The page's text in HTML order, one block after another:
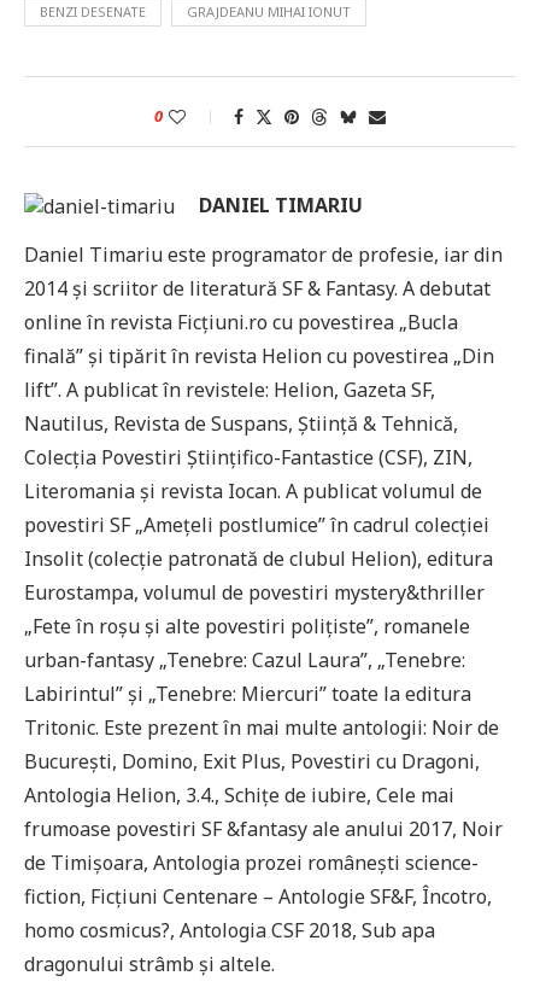
BENZI DESENATE GRAJDEANU MIHAI IONUT
0
DANIEL TIMARIU
Daniel Timariu este programator de profesie, iar din
2014 și scriitor de literatură SF & Fantasy. A debutat
online în revista Ficțiuni.ro cu povestirea „Bucla
finală” și tipărit în revista Helion cu povestirea „Din
lift”. A publicat în revistele: Helion, Gazeta SF,
Nautilus, Revista de Suspans, Știință & Tehnică,
Colecția Povestiri Științifico-Fantastice (CSF), ZIN,
Literomania și revista Iocan. A publicat volumul de
povestiri SF „Amețeli postlumice” în cadrul colecției
Insolit (colecție patronată de clubul Helion), editura
Eurostampa, volumul de povestiri mystery&thriller
„Fete în roșu și alte povestiri polițiste”, romanele
urban-fantasy „Tenebre: Cazul Laura”, „Tenebre:
Labirintul” și „Tenebre: Miercuri” toate la editura
Tritonic. Este prezent în mai multe antologii: Noir de
București, Domino, Exit Plus, Povestiri cu Dragoni,
Antologia Helion, 3.4., Schițe de iubire, Cele mai
frumoase povestiri SF &fantasy ale anului 2017, Noir
de Timișoara, Antologia prozei românești science-
fiction, Ficțiuni Centenare – Antologie SF&F, Încotro,
homo cosmicus?, Antologia CSF 2018, Sub apa
dragonului strâmb și altele.